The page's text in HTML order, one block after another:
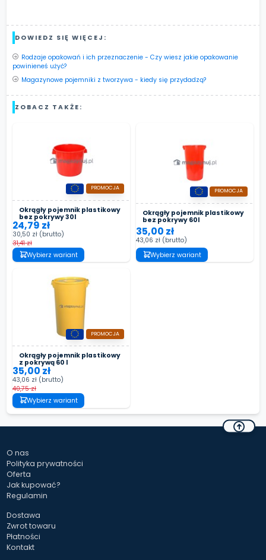
DOWIEDZ SIĘ WIĘCEJ:
Rodzaje opakowań i ich przeznaczenie - Czy wiesz jakie opakowanie
powinieneś użyć?
Magazynowe pojemniki z tworzywa - kiedy się przydadzą?
ZOBACZ TAKŻE:
Okrągły pojemnik plastikowy
bez pokrywy 30l
PROMOCJA
24,79 zł
30,50 zł (brutto)
31,41 zł
Wybierz wariant
Okrągły pojemnik plastikowy
bez pokrywy 60l
PROMOCJA
35,00 zł
43,06 zł (brutto)
Wybierz wariant
Okrągły pojemnik plastikowy
z pokrywą 60 l
PROMOCJA
35,00 zł
43,06 zł (brutto)
40,75 zł
Wybierz wariant
O nas
Polityka prywatności
Oferta
Jak kupować?
Regulamin
Dostawa
Zwrot towaru
Płatności
Kontakt